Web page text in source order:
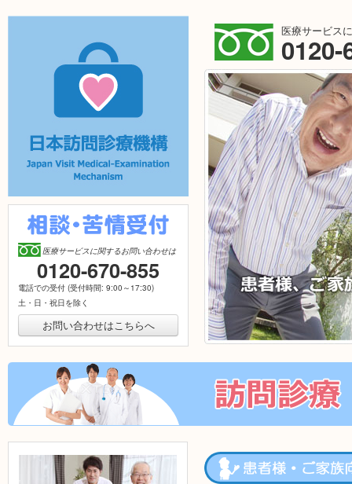
日本訪問診療機
構
相談・苦情受付
[フ
リ
ー
ダ
イ
ヤ
ル]
医療サービスに関するお問い合わせは
0120-670-855
電話での受付 (受付時間: 9:00～17:30)
土・日・祝日を除く
お問い合わせはこちらへ
[フ
ー
ダ
イ
ヤ
ル]
医療サービス
0120-
を行っています。